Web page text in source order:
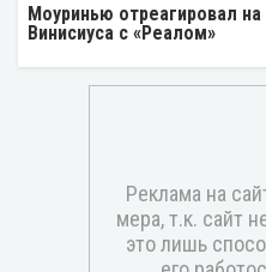
Моуринью отреагировал
Винисиуса с «Реалом»